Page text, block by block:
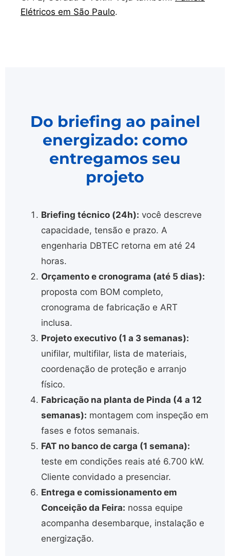
Elétricos em São Paulo.
Do briefing ao painel
energizado: como
entregamos seu
projeto
Briefing técnico (24h): você descreve
capacidade, tensão e prazo. A
engenharia DBTEC retorna em até 24
horas.
Orçamento e cronograma (até 5 dias):
proposta com BOM completo,
cronograma de fabricação e ART
inclusa.
Projeto executivo (1 a 3 semanas):
unifilar, multifilar, lista de materiais,
coordenação de proteção e arranjo
físico.
Fabricação na planta de Pinda (4 a 12
semanas): montagem com inspeção em
fases e fotos semanais.
FAT no banco de carga (1 semana):
teste em condições reais até 6.700 kW.
Cliente convidado a presenciar.
Entrega e comissionamento em
Conceição da Feira: nossa equipe
acompanha desembarque, instalação e
energização.